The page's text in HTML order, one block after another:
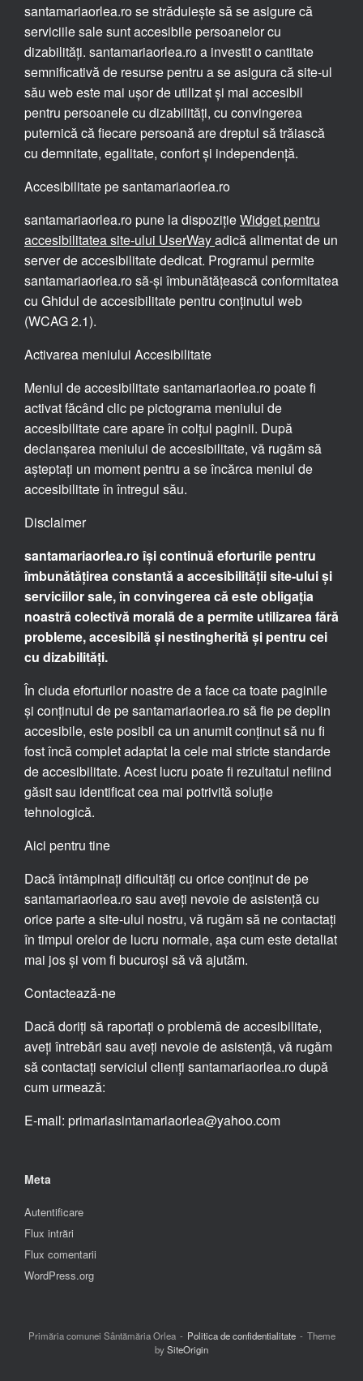
santamariaorlea.ro se străduiește să se asigure că
serviciile sale sunt accesibile persoanelor cu
dizabilități. santamariaorlea.ro a investit o cantitate
semnificativă de resurse pentru a se asigura că site-ul
său web este mai ușor de utilizat și mai accesibil
pentru persoanele cu dizabilități, cu convingerea
puternică că fiecare persoană are dreptul să trăiască
cu demnitate, egalitate, confort și independență.
Accesibilitate pe santamariaorlea.ro
santamariaorlea.ro pune la dispozițieWidget pentru
accesibilitatea site-ului UserWayadică alimentat de un
server de accesibilitate dedicat. Programul permite
santamariaorlea.ro să-și îmbunătățească conformitatea
cu Ghidul de accesibilitate pentru conținutul web
(WCAG 2.1).
Activarea meniului Accesibilitate
Meniul de accesibilitate santamariaorlea.ro poate fi
activat făcând clic pe pictograma meniului de
accesibilitate care apare în colțul paginii. După
declanșarea meniului de accesibilitate, vă rugăm să
așteptați un moment pentru a se încărca meniul de
accesibilitate în întregul său.
Disclaimer
santamariaorlea.ro își continuă eforturile pentru
îmbunătățirea constantă a accesibilității site-ului și
serviciilor sale, în convingerea că este obligația
noastră colectivă morală de a permite utilizarea fără
probleme, accesibilă și nestingherită și pentru cei
cu dizabilități.
În ciuda eforturilor noastre de a face ca toate paginile
și conținutul de pe santamariaorlea.ro să fie pe deplin
accesibile, este posibil ca un anumit conținut să nu fi
fost încă complet adaptat la cele mai stricte standarde
de accesibilitate. Acest lucru poate fi rezultatul nefiind
găsit sau identificat cea mai potrivită soluție
tehnologică.
Aici pentru tine
Dacă întâmpinați dificultăți cu orice conținut de pe
santamariaorlea.ro sau aveți nevoie de asistență cu
orice parte a site-ului nostru, vă rugăm să ne contactați
în timpul orelor de lucru normale, așa cum este detaliat
mai jos și vom fi bucuroși să vă ajutăm.
Contactează-ne
Dacă doriți să raportați o problemă de accesibilitate,
aveți întrebări sau aveți nevoie de asistență, vă rugăm
să contactați serviciul clienți santamariaorlea.ro după
cum urmează:
E-mail: primariasintamariaorlea@yahoo.com
Meta
Autentificare
Flux intrări
Flux comentarii
WordPress.org
Primăria comunei Sântămăria Orlea Politica de confidentialitate
Theme
bySiteOrigin